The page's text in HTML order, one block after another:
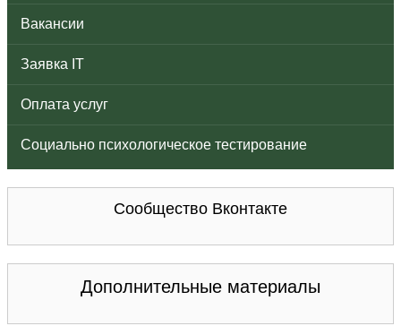
Вакансии
Заявка IT
Оплата услуг
Социально психологическое тестирование
Сообщество Вконтакте
Дополнительные материалы